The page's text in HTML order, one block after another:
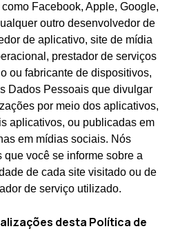
Facebook, Apple, Google,
outro desenvolvedor de
de aplicativo, site de mídia
prestador de serviços
ou fabricante de dispositivos,
Dados Pessoais que divulgar
por meio dos aplicativos,
aplicativos, ou publicadas em
em mídias sociais. Nós
que você se informe sobre a
de cada site visitado ou de
de serviço utilizado.
desta Política de